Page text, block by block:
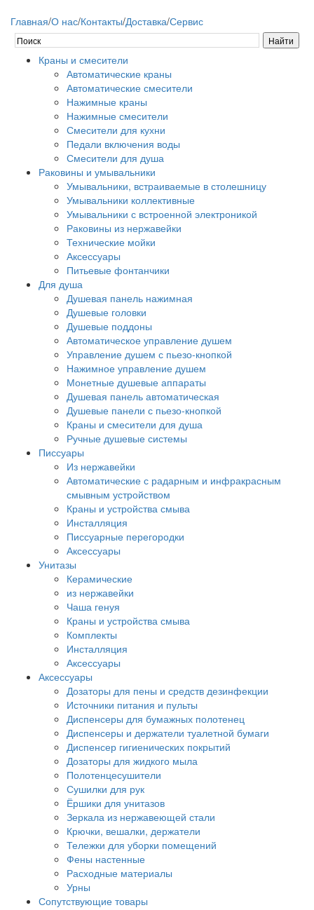
Главная/О нас/Контакты/Доставка/Сервис
Краны и смесители
Автоматические краны
Автоматические смесители
Нажимные краны
Нажимные смесители
Смесители для кухни
Педали включения воды
Смесители для душа
Раковины и умывальники
Умывальники, встраиваемые в столешницу
Умывальники коллективные
Умывальники с встроенной электроникой
Раковины из нержавейки
Технические мойки
Аксессуары
Питьевые фонтанчики
Для душа
Душевая панель нажимная
Душевые головки
Душевые поддоны
Автоматическое управление душем
Управление душем с пьезо-кнопкой
Нажимное управление душем
Монетные душевые аппараты
Душевая панель автоматическая
Душевые панели с пьезо-кнопкой
Краны и смесители для душа
Ручные душевые системы
Писсуары
Из нержавейки
Автоматические с радарным и инфракрасным
смывным устройством
Краны и устройства смыва
Инсталляция
Писсуарные перегородки
Аксессуары
Унитазы
Керамические
из нержавейки
Чаша генуя
Краны и устройства смыва
Комплекты
Инсталляция
Аксессуары
Аксессуары
Дозаторы для пены и средств дезинфекции
Источники питания и пульты
Диспенсеры для бумажных полотенец
Диспенсеры и держатели туалетной бумаги
Диспенсер гигиенических покрытий
Дозаторы для жидкого мыла
Полотенцесушители
Сушилки для рук
Ёршики для унитазов
Зеркала из нержавеющей стали
Крючки, вешалки, держатели
Тележки для уборки помещений
Фены настенные
Расходные материалы
Урны
Сопутствующие товары